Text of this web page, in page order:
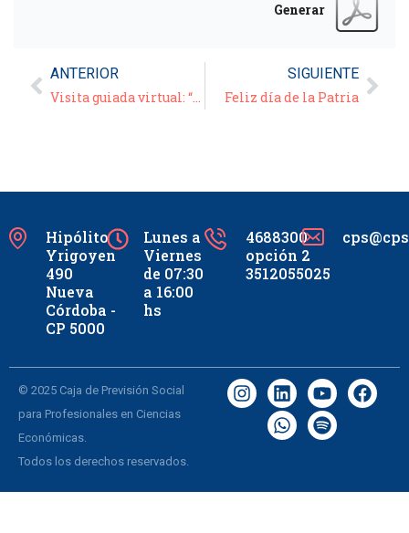
Generar
ANTERIOR
Visita guiada virtual: “Ciudad de San Juan” – 2° Parte
SIGUIENTE
Feliz día de la Patria
Hipólito
Yrigoyen
490
Nueva
Córdoba -
CP 5000
Lunes a
Viernes
de 07:30
a 16:00
hs
4688300
opción 2
3512055025
© 2025 Caja de Previsión Social
para Profesionales en Ciencias
Económicas.
Todos los derechos reservados.